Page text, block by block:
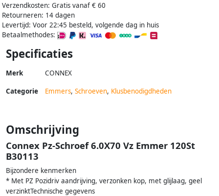
Verzendkosten: Gratis vanaf € 60
Retourneren: 14 dagen
Levertijd: Voor 22:45 besteld, volgende dag in huis
Betaalmethodes:
Specificaties
Merk CONNEX
Categorie Emmers, Schroeven, Klusbenodigdheden
Omschrijving
Connex Pz-Schroef 6.0X70 Vz Emmer 120St
B30113
Bijzondere kenmerken
* Met PZ Pozidriv aandrijving, verzonken kop, met glijlaag, geel
verzinktTechnische gegevens